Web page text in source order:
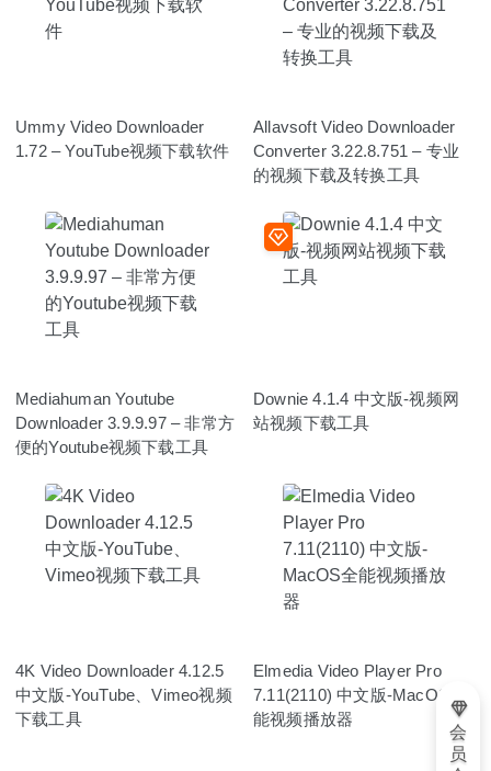
Ummy Video Downloader
1.72 – YouTube视频下载软件
Allavsoft Video Downloader
Converter 3.22.8.751 – 专业
的视频下载及转换工具
Mediahuman Youtube
Downloader 3.9.9.97 – 非常方
便的Youtube视频下载工具
Downie 4.1.4 中文版-视频网
站视频下载工具
4K Video Downloader 4.12.5
中文版-YouTube、Vimeo视频
下载工具
Elmedia Video Player Pro
7.11(2110) 中文版-MacOS全
能视频播放器
会
员